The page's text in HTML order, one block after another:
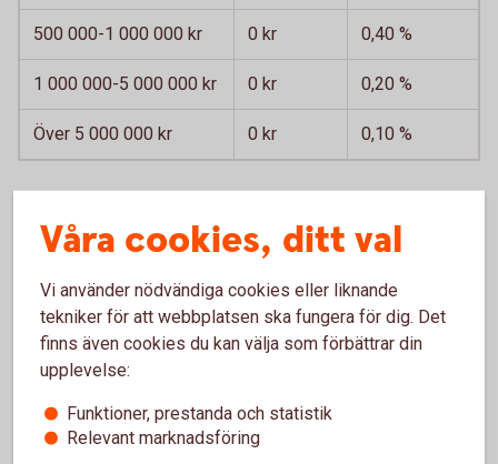
500 000-1 000 000 kr 0 kr 0,40 %
1 000 000-5 000 000 kr 0 kr 0,20 %
Över 5 000 000 kr 0 kr 0,10 %
Förvaltningsavgift för valda fonder tillkommer.
Courtage
om 0,09 procent via internetbanken och 0,50
procent på bankkontor eller via Kundcenter.
Ingen försäkringsavgift för innehav överstigande 500 000
kr i följande utvalda fondportföljer.
Swedbank Roburs Private Banking-portföljer
Indecap Fondguide Bas och Offensiv (Sparbankerna)
Våra cookies, ditt val
Vi använder nödvändiga cookies eller liknande
tekniker för att webbplatsen ska fungera för dig. Det
finns även cookies du kan välja som förbättrar din
upplevelse:
Funktioner, prestanda och statistik
Relevant marknadsföring